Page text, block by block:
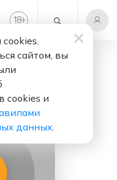
18+
Слушать
сайтом, вы
cookies и
данных.